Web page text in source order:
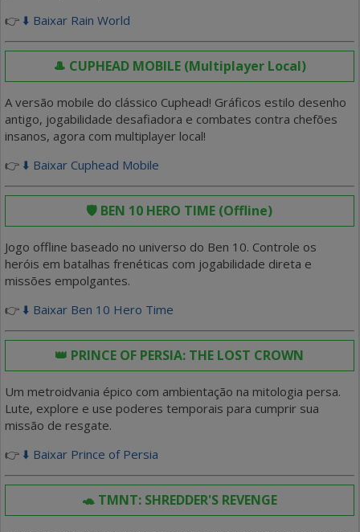
👉 ⬇️ Baixar Rain World
🎩 CUPHEAD MOBILE (Multiplayer Local)
A versão mobile do clássico Cuphead! Gráficos estilo desenho
antigo, jogabilidade desafiadora e combates contra chefões
insanos, agora com multiplayer local!
👉 ⬇️ Baixar Cuphead Mobile
🛡️ BEN 10 HERO TIME (Offline)
Jogo offline baseado no universo do Ben 10. Controle os
heróis em batalhas frenéticas com jogabilidade direta e
missões empolgantes.
👉 ⬇️ Baixar Ben 10 Hero Time
👑 PRINCE OF PERSIA: THE LOST CROWN
Um metroidvania épico com ambientação na mitologia persa.
Lute, explore e use poderes temporais para cumprir sua
missão de resgate.
👉 ⬇️ Baixar Prince of Persia
🐢 TMNT: SHREDDER'S REVENGE